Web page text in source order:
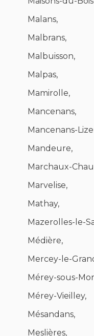
Malans,
Malbrans,
Malbuisson,
Malpas,
Mamirolle,
Mancenans,
Mancenans-
Mandeure,
Marchaux-
Marvelise,
Mathay,
Mazerolles-le-
Médière,
Mercey-le-
Mérey-sous-
Mérey-Vieilley,
Mésandans,
Meslières,